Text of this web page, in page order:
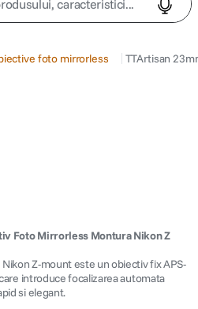
foto mirrorless TTArtisan
Foto Mirrorless Montura Nikon Z
Z-mount este un obiectiv fix APS-
introduce focalizarea automata
si elegant.